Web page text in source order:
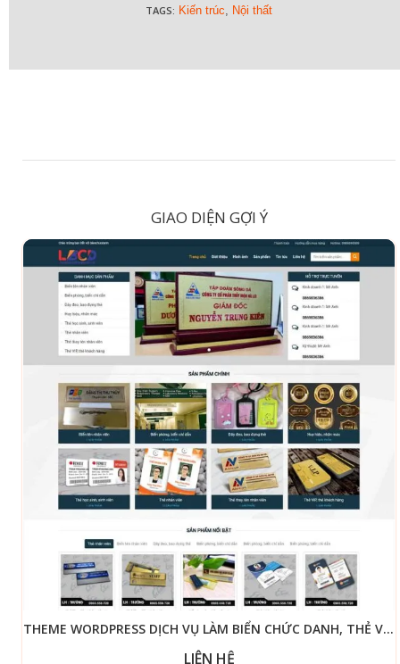
TAGS: Kiến trúc Nội thất
GIAO DIỆN GỢI Ý
THEME WORDPRESS DỊCH VỤ LÀM BIỂN CHỨC DANH, THẺ VĂN PHÒNG
LIÊN HỆ